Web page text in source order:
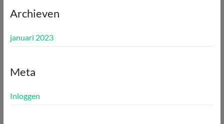
Archieven
januari 2023
Meta
Inloggen